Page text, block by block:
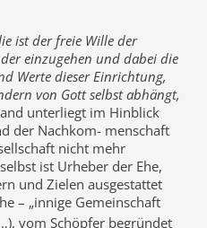
ist der freie Wille der
einzugehen und dabei die
Werte dieser Einrichtung,
von Gott selbst abhängt,
unterliegt im Hinblick
der Nachkom- menschaft
nicht mehr
ist Urheber der Ehe,
und Zielen ausgestattet
– „innige Gemeinschaft
vom Schöpfer begründet